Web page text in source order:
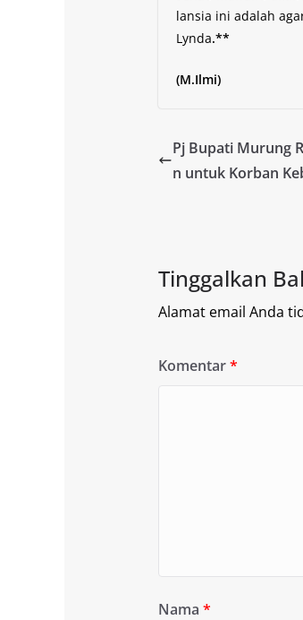
lansia ini adalah
Lynda.**
(M.Ilmi)
Pj Bupati Murung
n untuk Korban
Tinggalkan
Alamat email Anda
Komentar*
Nama *